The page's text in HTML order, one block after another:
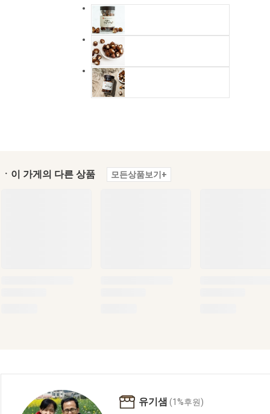
ㆍ이 가게의 다른 상품 모든상품보기+
유기샘 (1%후원)